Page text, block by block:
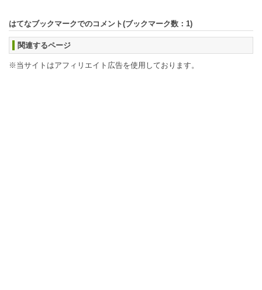
はてなブックマークでのコメント(ブックマーク数： 1)
関連するページ
※当サイトはアフィリエイト広告を使用しております。